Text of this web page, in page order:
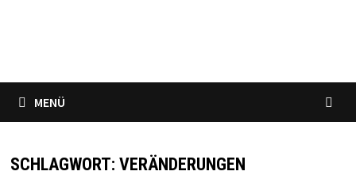
MENÜ
SCHLAGWORT: VERÄNDERUNGEN